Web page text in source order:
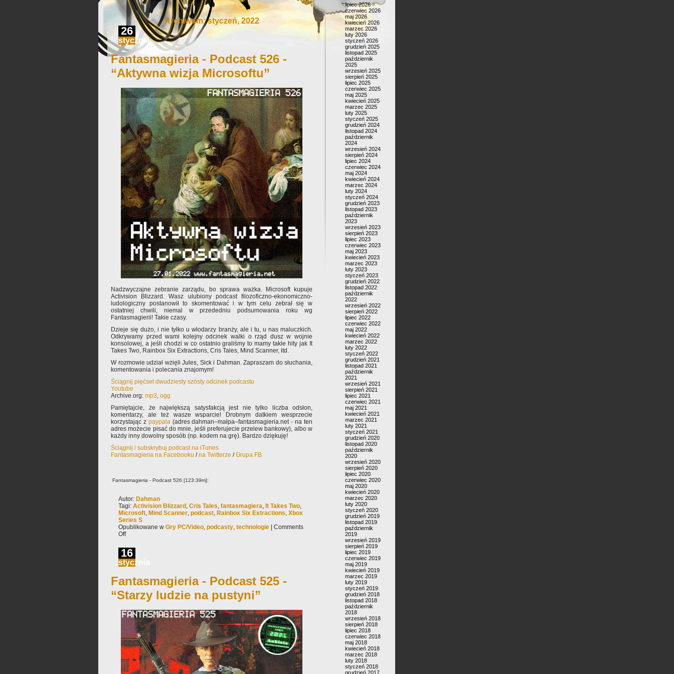
Archiwum: styczeń, 2022
26
stycznia
Fantasmagieria - Podcast 526 -
“Aktywna wizja Microsoftu”
Nadzwyczajne zebranie zarządu, bo sprawa ważka. Microsoft kupuje
Activision Blizzard. Wasz ulubiony podcast filozoficzno-ekonomiczno-
ludologiczny postanowił to skomentować i w tym celu zebrał się w
ostatniej chwili, niemal w przededniu podsumowania roku wg
Fantasmagierii! Takie czasy.
Dzieje się dużo, i nie tylko u włodarzy branży, ale i tu, u nas maluczkich.
Odkrywamy przed wami kolejny odcinek walki o rząd dusz w wojnie
konsolowej, a jeśli chodzi w co ostatnio graliśmy to mamy takie hity jak It
Takes Two, Rainbox Six Extractions, Cris Tales, Mind Scanner, itd.
W rozmowie udział wzięli Jules, Sick i Dahman. Zapraszam do słuchania,
komentowania i polecania znajomym!
Ściągnij pięćset dwudziesty szósty odcinek podcastu
Youtube
Archive.org: mp3, ogg
Pamiętajcie, że największą satysfakcją jest nie tylko liczba odsłon,
komentarzy, ale też wasze wsparcie! Drobnym datkiem wesprzecie
korzystając z paypala(adres dahman–małpa–fantasmagieria.net - na ten
adres możecie pisać do mnie, jeśli preferujecie przelew bankowy), albo w
każdy inny dowolny sposób (np. kodem na grę). Bardzo dziękuję!
Ściągnij / subskrybuj podcast na iTunes
Fantasmagieria na Facebooku /na Twitterze /Grupa FB
Fantasmagieria - Podcast 526 [123:39m]:
Autor: Dahman
Tagi: Activision Blizzard , Cris Tales, fantasmagiera, It Takes Two,
Microsoft, Mind Scanner, podcast, Rainbox Six Extractions, Xbox
Series S
Opublikowane w Gry PC/Video, podcasty, technologie
Comments
Off
16
stycznia
Fantasmagieria - Podcast 525 -
“Starzy ludzie na pustyni”
lipiec 2026
czerwiec 2026
maj 2026
kwiecień 2026
marzec 2026
luty 2026
styczeń 2026
grudzień 2025
listopad 2025
październik
2025
wrzesień 2025
sierpień 2025
lipiec 2025
czerwiec 2025
maj 2025
kwiecień 2025
marzec 2025
luty 2025
styczeń 2025
grudzień 2024
listopad 2024
październik
2024
wrzesień 2024
sierpień 2024
lipiec 2024
czerwiec 2024
maj 2024
kwiecień 2024
marzec 2024
luty 2024
styczeń 2024
grudzień 2023
listopad 2023
październik
2023
wrzesień 2023
sierpień 2023
lipiec 2023
czerwiec 2023
maj 2023
kwiecień 2023
marzec 2023
luty 2023
styczeń 2023
grudzień 2022
listopad 2022
październik
2022
wrzesień 2022
sierpień 2022
lipiec 2022
czerwiec 2022
maj 2022
kwiecień 2022
marzec 2022
luty 2022
styczeń 2022
grudzień 2021
listopad 2021
październik
2021
wrzesień 2021
sierpień 2021
lipiec 2021
czerwiec 2021
maj 2021
kwiecień 2021
marzec 2021
luty 2021
styczeń 2021
grudzień 2020
listopad 2020
październik
2020
wrzesień 2020
sierpień 2020
lipiec 2020
czerwiec 2020
maj 2020
kwiecień 2020
marzec 2020
luty 2020
styczeń 2020
grudzień 2019
listopad 2019
październik
2019
wrzesień 2019
sierpień 2019
lipiec 2019
czerwiec 2019
maj 2019
kwiecień 2019
marzec 2019
luty 2019
styczeń 2019
grudzień 2018
listopad 2018
październik
2018
wrzesień 2018
sierpień 2018
lipiec 2018
czerwiec 2018
maj 2018
kwiecień 2018
marzec 2018
luty 2018
styczeń 2018
grudzień 2017